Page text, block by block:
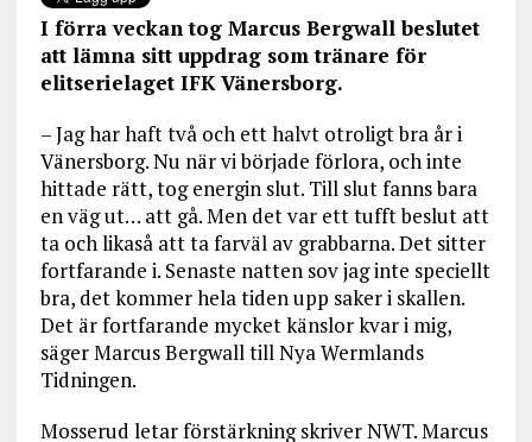
I förra veckan tog Marcus Bergwall beslutet
att lämna sitt uppdrag som tränare för
elitserielaget IFK Vänersborg.
– Jag har haft två och ett halvt otroligt bra år i
Vänersborg. Nu när vi började förlora, och inte
hittade rätt, tog energin slut. Till slut fanns bara
en väg ut… att gå. Men det var ett tufft beslut att
ta och likaså att ta farväl av grabbarna. Det sitter
fortfarande i. Senaste natten sov jag inte speciellt
bra, det kommer hela tiden upp saker i skallen.
Det är fortfarande mycket känslor kvar i mig,
säger Marcus Bergwall till Nya Wermlands
Tidningen.
Mosserud letar förstärkning skriver NWT. Marcus